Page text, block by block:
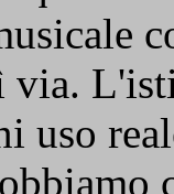
via.
uso